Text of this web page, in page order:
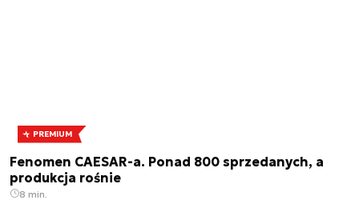
PREMIUM
Fenomen CAESAR-a. Ponad 800 sprzedanych, a
produkcja rośnie
8 min.